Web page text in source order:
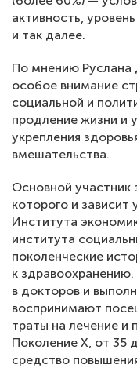
активность,
и так далее.
По мнению Руслана
особое внимание
социальной и
продление жизни и
укрепления
вмешательства.
Основной участник
которого и зависит
Института
института
поколенческие
к
в докторов и
воспринимают
траты на лечение
Поколение X, от 35
средство